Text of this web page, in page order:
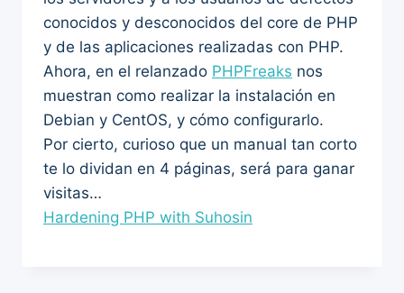
conocidos y desconocidos del core de PHP
y de las aplicaciones realizadas con PHP.
Ahora, en el relanzado PHPFreaks nos
muestran como realizar la instalación en
Debian y CentOS, y cómo configurarlo.
Por cierto, curioso que un manual tan corto
te lo dividan en 4 páginas, será para ganar
visitas…
Hardening PHP with Suhosin